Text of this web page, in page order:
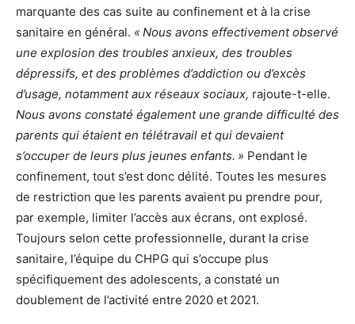
marquante des cas suite au confinement et à la crise
sanitaire en général. « Nous avons effectivement observé
une explosion des troubles anxieux, des troubles
dépressifs, et des problèmes d’addiction ou d’excès
d’usage, notamment aux réseaux sociaux, rajoute-t-elle.
Nous avons constaté également une grande difficulté des
parents qui étaient en télétravail et qui devaient
s’occuper de leurs plus jeunes enfants. » Pendant le
confinement, tout s’est donc délité. Toutes les mesures
de restriction que les parents avaient pu prendre pour,
par exemple, limiter l’accès aux écrans, ont explosé.
Toujours selon cette professionnelle, durant la crise
sanitaire, l’équipe du CHPG qui s’occupe plus
spécifiquement des adolescents, a constaté un
doublement de l’activité entre 2020 et 2021.